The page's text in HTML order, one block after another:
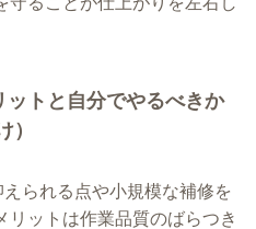
トと自分でやるべきか
）
られる点や小規模な補修を
ットは作業品質のばらつき